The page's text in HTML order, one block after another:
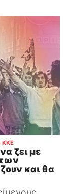
ΚΚΕ:
ζει με
και θα